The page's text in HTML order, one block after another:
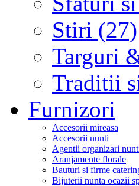
Stiri (27)
Targuri
Traditii
Furnizori
Accesorii mireasa
Accesorii nunti
Agentii organizari
Aranjamente florale
Bauturi si firme
Bijuterii nunta ocazii